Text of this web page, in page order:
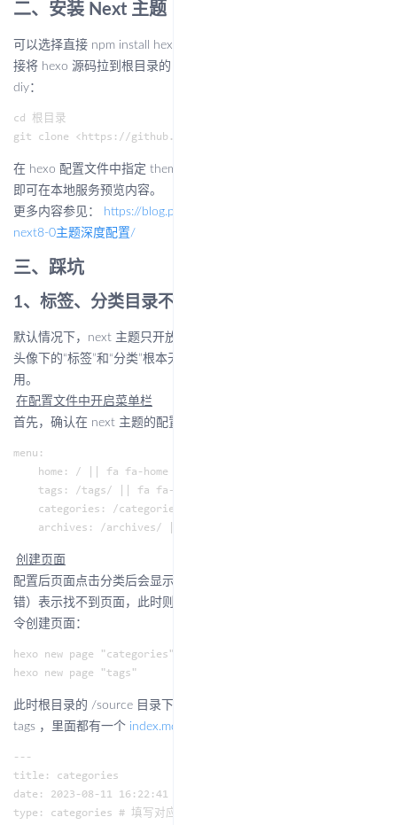
二、安装 Next 主题
可以选择直接 npm install hexo-theme-next --save 安装，也可以直
接将 hexo 源码拉到根目录的 /theme 文件夹，比较方便后续升级和
diy：
cd 根目录
在 hexo 配置文件中指定 theme: next 后，执行 hexo server -g 命令
即可在本地服务预览内容。
更多内容参见：
https://blog.pantato.com/2022/08/18/hexo博客
next8-0主题深度配置/
三、踩坑
1、标签、分类目录不显示
默认情况下，next 主题只开放文章和归档两个菜单栏，左侧菜单栏
头像下的“标签”和“分类”根本无法点击，需要额外的配置才可以使
用。
在配置文件中开启菜单栏
首先，确认在 next 主题的配置文件中开启了对应的侧边栏菜单：
menu:
创建页面
配置后页面点击分类后会显示 Can not get /tags/ （大概是这个报
错）表示找不到页面，此时则需要进入 hexo 根目录，并执行下述命
令创建页面：
hexo new page "categories"
此时根目录的 /source 目录下会分别出现两个文件夹 categories 和
tags ，里面都有一个 index.md
---
title: categories
date: 2023-08-11 16:22:41
type: categories # 填写对应的页面类型